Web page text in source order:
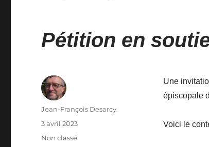
Pétition en
Une
épiscopale
Voici le
Auteur
Jean-François Desarcy
Publié
3 avril 2023
Catégories
Non classé